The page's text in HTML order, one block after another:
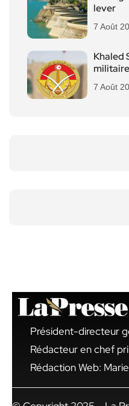
lever
7 Août
Khaled
7 Août
Président-directeur
Rédacteur en chef
Rédaction Web: